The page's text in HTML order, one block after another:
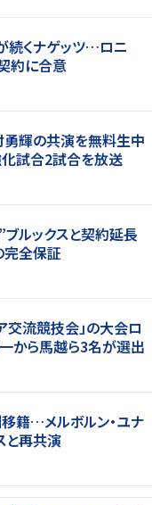
続くナゲッツ…ロニ
約に合意
勇輝の共演を無料生中
試合2試合を放送
ルックスと契約延長
全保証
交流競技会」の大会ロ
から馬越ら3名が選出
籍…メルボルン・ユナ
と再共演